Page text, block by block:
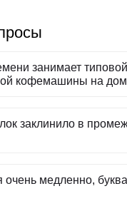
занимает
кофемашины на
заклинило в
очень медленно,